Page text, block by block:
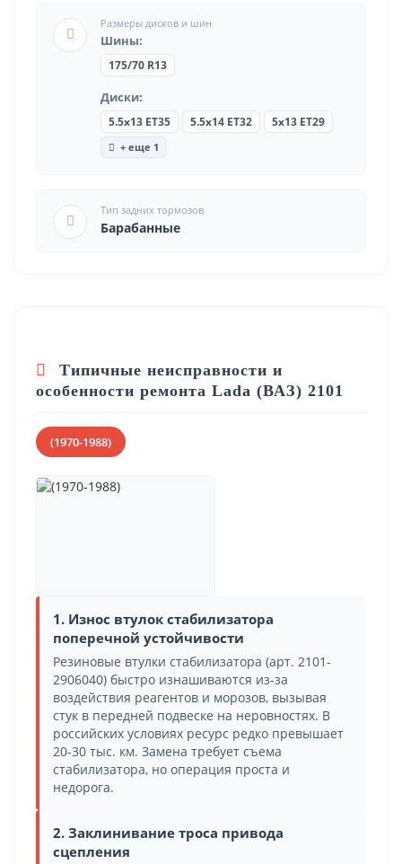
Размеры дисков и шин
Шины:
175/70 R13
Диски:
5.5x13 ET35 5.5x14 ET32
5x13 ET29
+ еще 1
Тип задних тормозов
Барабанные
Типичные неисправности и
особенности ремонта Lada (ВАЗ) 2101
(1970-1988)
1. Износ втулок стабилизатора
поперечной устойчивости
Резиновые втулки стабилизатора (арт. 2101-
2906040) быстро изнашиваются из-за
воздействия реагентов и морозов, вызывая
стук в передней подвеске на неровностях. В
российских условиях ресурс редко превышает
20-30 тыс. км. Замена требует съема
стабилизатора, но операция проста и
недорога.
2. Заклинивание троса привода
сцепления